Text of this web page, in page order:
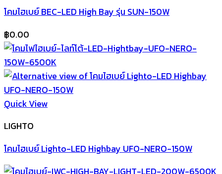
โคมไฮเบย์ BEC-LED High Bay รุ่น SUN-150W
฿0.00
Quick View
LIGHTO
โคมไฮเบย์ Lighto-LED Highbay UFO-NERO-150W